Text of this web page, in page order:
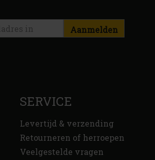
Aanmelden
SERVICE
Levertijd & verzending
Retourneren of herroepen
Veelgestelde vragen